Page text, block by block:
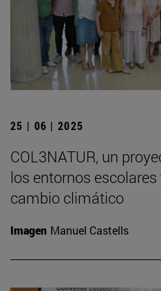
25 | 06 | 2025
COL3NATUR, un
los entornos
cambio climático
Imagen Manuel Castells